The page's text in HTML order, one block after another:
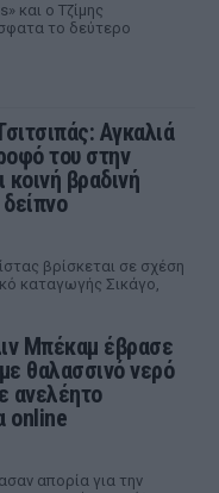
και ο Τζίμης
το δεύτερο
Αγκαλιά
του στην
κοινή βραδινή
βρίσκεται σε σχέση
καταγωγής Σικάγο,
Μπέκαμ έβρασε
θαλασσινό νερό
ανελέητο
online
απορία για την